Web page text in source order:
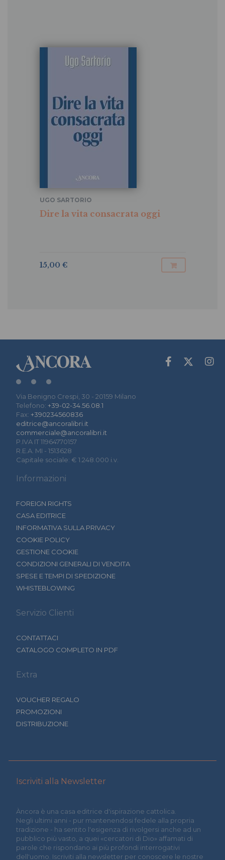
Dire la vita consacrata oggi
UGO SARTORIO
15,00 €
Via Benigno Crespi, 30 - 20159 Milano
Telefono: +39-02-34.56.08.1
Fax: +390234560836
editrice@ancoralibri.it
commerciale@ancoralibri.it
P.IVA IT 11964770157
R.E.A. MI - 1513628
Capitale sociale: € 1.248.000 i.v.
Informazioni
FOREIGN RIGHTS
CASA EDITRICE
INFORMATIVA SULLA PRIVACY
COOKIE POLICY
GESTIONE COOKIE
CONDIZIONI GENERALI DI VENDITA
SPESE E TEMPI DI SPEDIZIONE
WHISTEBLOWING
Servizio Clienti
CONTATTACI
CATALOGO COMPLETO IN PDF
Extra
VOUCHER REGALO
PROMOZIONI
DISTRIBUZIONE
Iscriviti alla Newsletter
Àncora è una casa editrice d'ispirazione cattolica.
Negli ultimi anni - pur mantenendosi fedele alla propria
tradizione - ha sentito l'esigenza di rivolgersi anche ad un
pubblico più vasto, a quei «cercatori di Dio» affamati di
parole che rispondano ai più profondi interrogativi
dell'uomo. Iscriviti alla newsletter per conoscere le nostre